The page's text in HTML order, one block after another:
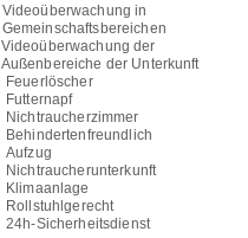
Videoüberwachung in
Gemeinschaftsbereichen
Videoüberwachung der
Außenbereiche der Unterkunft
Feuerlöscher
Futternapf
Nichtraucherzimmer
Behindertenfreundlich
Aufzug
Nichtraucherunterkunft
Klimaanlage
Rollstuhlgerecht
24h-Sicherheitsdienst